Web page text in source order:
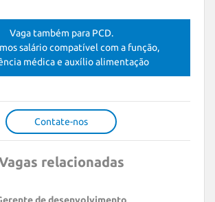
Vaga também para PCD.
salário compatível com a função,
médica e auxílio alimentação
Contate-nos
relacionadas